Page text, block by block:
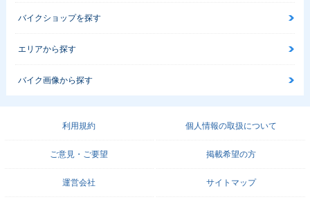
バイクショップを探す
エリアから探す
バイク画像から探す
利用規約 個人情報の取扱について
ご意見・ご要望 掲載希望の方
運営会社 サイトマップ